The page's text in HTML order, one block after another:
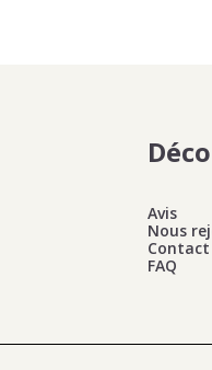
Avis
Nous
Contact
FAQ